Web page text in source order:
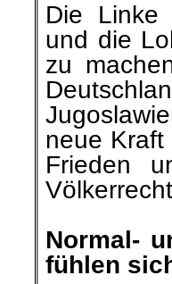
Die Linke
und die
zu
neue Kraft
Frieden
Normal-
fühlen